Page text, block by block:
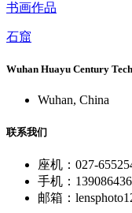
书画作品
石窟
Wuhan Huayu Century
Wuhan, China
联系我们
座机：027-
手机：
邮箱：